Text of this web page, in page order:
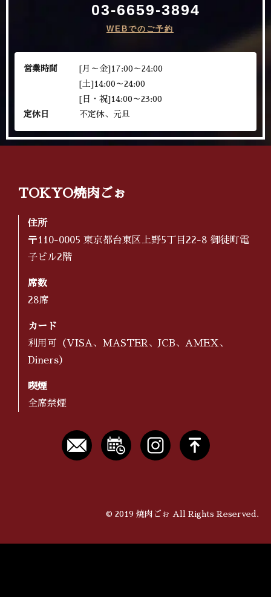
03-6659-3894
WEBでのご予約
営業時間
[月～金]17:00～24:00
[土]14:00～24:00
[日・祝]14:00～23:00
定休日
不定休、元旦
TOKYO焼肉ごぉ
住所
〒110-0005 東京都台東区上野5丁目22-8 御徒町電
子ビル2階
席数
28席
カード
利用可（VISA、MASTER、JCB、AMEX、
Diners）
喫煙
全席禁煙
© 2019 焼肉ごぉ All Rights Reserved.